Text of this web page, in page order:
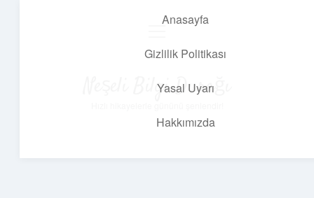
Anasayfa
Gizlilik Politikası
Yasal Uyarı
Hakkımızda
Neşeli Bilgi Durağı